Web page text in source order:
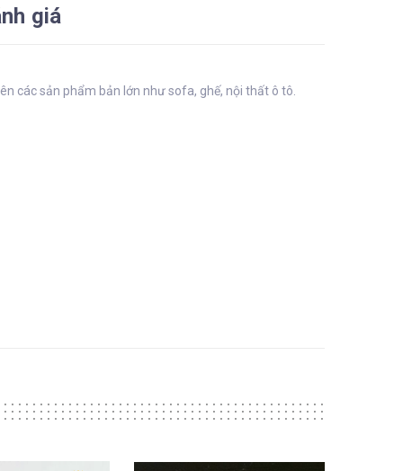
giá
các sản phẩm bản lớn như sofa, ghế, nội thất ô tô.